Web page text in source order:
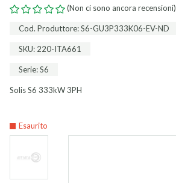
(Non ci sono ancora recensioni)
Cod. Produttore: S6-GU3P333K06-EV-ND
SKU: 220-ITA661
Serie: S6
Solis S6 333kW 3PH
Esaurito